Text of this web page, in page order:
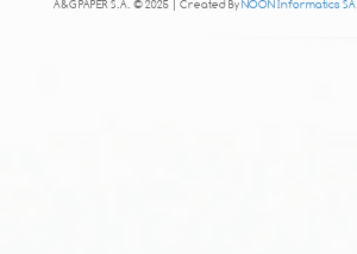
A&G PAPER S.A. © 2025 | Created ByNOON Informatics SA